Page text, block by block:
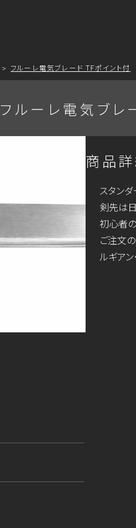
フルーレ電気ブレード TFポイント付
フルーレ電気ブ
商品
スタンダ
剣先は
初心者
ご注文
ルギアン